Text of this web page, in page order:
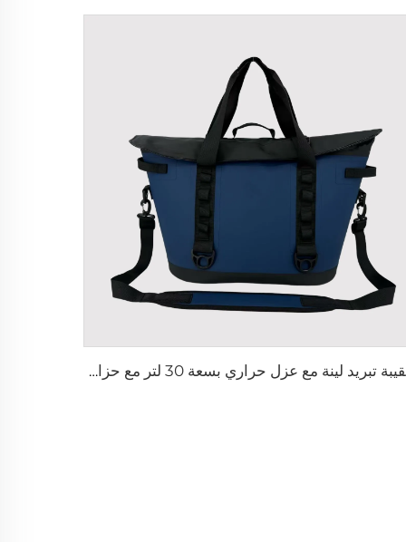
حقيبة تبريد لينة مع عزل حراري بسعة 30 لتر مع حزام كتف